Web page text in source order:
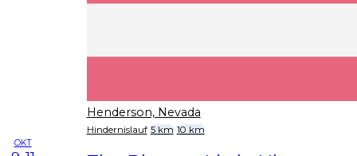
Henderson, Nevada
Hindernislauf 5 km 10 km
OKT